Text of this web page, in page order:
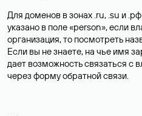
Для доменов в зонах .ru, .su и
указано в поле «person», если
организация, то посмотреть
Если вы не знаете, на чье имя
дает возможность связаться с
через форму обратной связи.